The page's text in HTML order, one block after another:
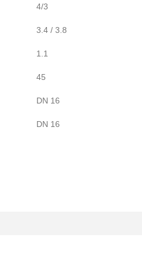
4/3
3.4 / 3.8
1.1
45
DN 16
DN 16